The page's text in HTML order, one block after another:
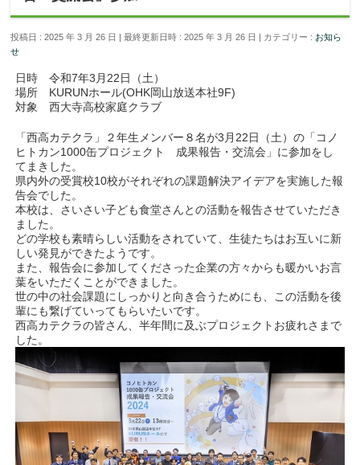
投稿日 : 2025 年 3 月 26 日 最終更新日時 : 2025 年 3 月 26 日 カテゴリー : お知ら
せ
日時 令和7年3月22日（土）
場所 KURUNホール(OHK岡山放送本社9F)
対象 西大寺高校家庭クラブ
「西高カテクラ」２年生メンバー８名が3月22日（土）の「コノ
ヒトカン1000缶プロジェクト 成果報告・交流会」に参加をし
てまきした。
県内外の受賞校10校がそれぞれの課題解決アイデアを実施した報
告会でした。
本校は、さいさい子ども食堂さんとの活動を報告させていただき
ました。
どの学校も素晴らしい活動をされていて、生徒たちはお互いに新
しい発見ができたようです。
また、報告会に参加してくださった企業の方々からも暖かいお言
葉をいただくことができました。
世の中の社会課題にしっかりと向き合うためにも、この活動を後
輩にも繋げていってもらいたいです。
西高カテクラの皆さん、半年間に及ぶプロジェクトお疲れさまで
した。